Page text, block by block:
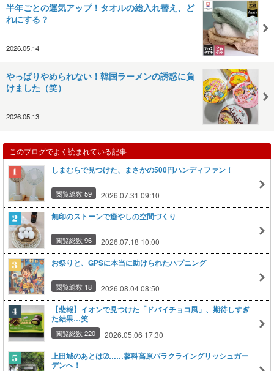
半年ごとの運気アップ！タオルの総入れ替え、ど
れにする？
2026.05.14
やっぱりやめられない！韓国ラーメンの誘惑に負
けました（笑）
2026.05.13
このブログでよく読まれている記事
しまむらで見つけた、まさかの500円ハンディファン！
閲覧総数 59 2026.07.31 09:10
無印のストーンで癒やしの空間づくり
閲覧総数 96 2026.07.18 10:00
お祭りと、GPSに本当に助けられたハプニング
閲覧総数 18 2026.08.04 08:50
【悲報】イオンで見つけた「ドバイチョコ風」、期待しすぎ
た結果…笑
閲覧総数 220 2026.05.06 17:30
上田城のあとは➁……蓼科高原バラクライングリッシュガー
デンへ！